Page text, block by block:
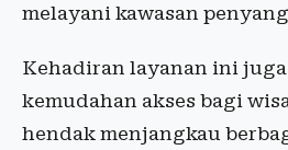
melayani kawasan
Kehadiran layanan ini
kemudahan akses bagi
hendak menjangkau